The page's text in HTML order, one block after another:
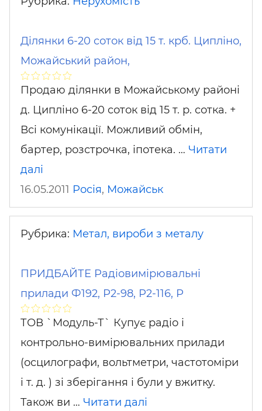
Ділянки 6-20 соток від 15 т. крб. Ципліно,
Можайський район,
Продаю ділянки в Можайському районі
д. Ципліно 6-20 соток від 15 т. р. сотка. +
Всі комунікації. Можливий обмін,
бартер, розстрочка, іпотека. … Читати
далі
16.05.2011 Росія, Можайськ
Рубрика: Метал, вироби з металу
ПРИДБАЙТЕ Радіовимірювальні
прилади Ф192, Р2-98, Р2-116, Р
ТОВ `Модуль-Т` Купує радіо і
контрольно-вимірювальних прилади
(осцилографи, вольтметри, частотоміри
і т. д. ) зі зберігання і були у вжитку.
Також ви … Читати далі